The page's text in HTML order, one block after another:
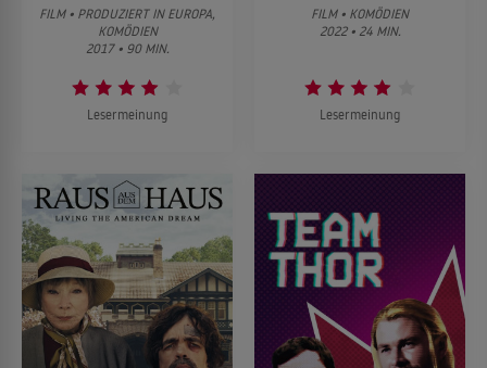
FILM • PRODUZIERT IN EUROPA,
KOMÖDIEN
2017 • 90 MIN.
Lesermeinung
FILM • KOMÖDIEN
2022 • 24 MIN.
Lesermeinung